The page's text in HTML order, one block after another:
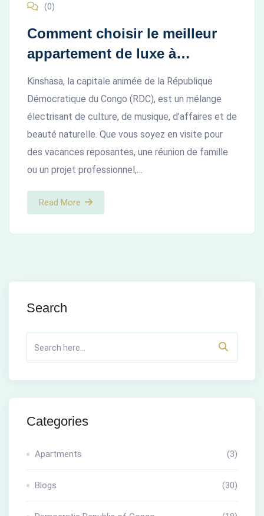
(0)
Comment choisir le meilleur
appartement de luxe à
Kinshasa
Kinshasa, la capitale animée de la République
Démocratique du Congo (RDC), est un mélange
électrisant de culture, de musique, d’affaires et de
beauté naturelle. Que vous soyez en visite pour
des vacances reposantes, une réunion de famille
ou un projet professionnel,…
Read More
Search
Categories
Apartments (3)
Blogs (30)